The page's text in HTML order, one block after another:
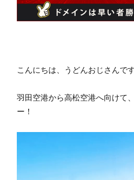
こんにちは、うどんおじさんです
羽田空港から高松空港へ向けて
ー！